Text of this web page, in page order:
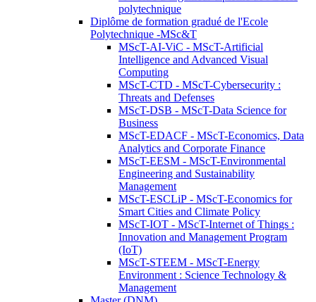
polytechnique
Diplôme de formation gradué de l'Ecole
Polytechnique -MSc&T
MScT-AI-ViC - MScT-Artificial
Intelligence and Advanced Visual
Computing
MScT-CTD - MScT-Cybersecurity :
Threats and Defenses
MScT-DSB - MScT-Data Science for
Business
MScT-EDACF - MScT-Economics, Data
Analytics and Corporate Finance
MScT-EESM - MScT-Environmental
Engineering and Sustainability
Management
MScT-ESCLiP - MScT-Economics for
Smart Cities and Climate Policy
MScT-IOT - MScT-Internet of Things :
Innovation and Management Program
(IoT)
MScT-STEEM - MScT-Energy
Environment : Science Technology &
Management